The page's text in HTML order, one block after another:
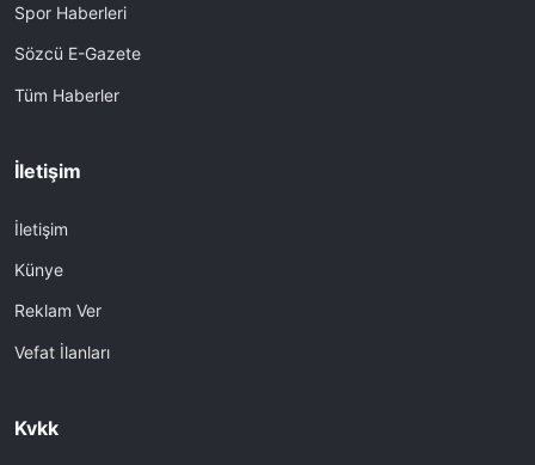
Spor Haberleri
Sözcü E-Gazete
Tüm Haberler
İletişim
İletişim
Künye
Reklam Ver
Vefat İlanları
Kvkk